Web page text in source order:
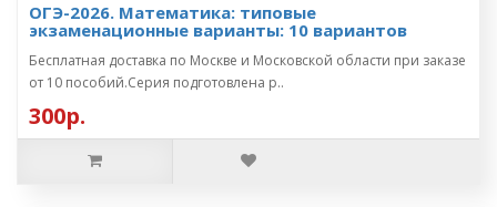
ОГЭ-2026. Математика: типовые
экзаменационные варианты: 10 вариантов
Бесплатная доставка по Москве и Московской области при заказе
от 10 пособий.Серия подготовлена р..
300р.